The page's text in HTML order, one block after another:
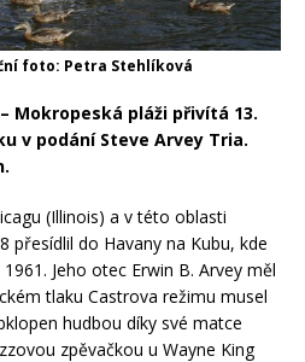
foto: Petra Stehlíková
– Mokropeská pláži přivítá 13.
v podání Steve Arvey Tria.
(Illinois) a v této oblasti
přesídlil do Havany na Kubu, kde
Jeho otec Erwin B. Arvey měl
tlaku Castrova režimu musel
hudbou díky své matce
zpěvačkou u Wayne King